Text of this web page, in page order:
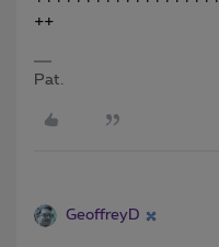
++
Pat.
GeoffreyD